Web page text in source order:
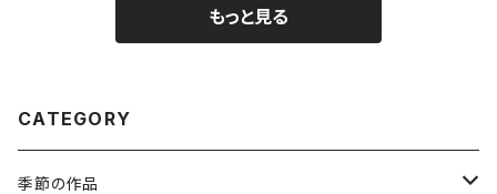
もっと見る
CATEGORY
季節の作品